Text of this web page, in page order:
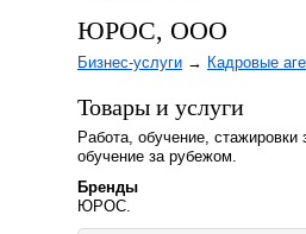
ЮРОС, ООО
Бизнес-услуги → Кадровые
Товары и услуги
Работа, обучение, стажировки
обучение за рубежом.
Бренды
ЮРОС.